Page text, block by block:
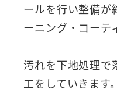
ールを行い整備が
ーニング・コーテ
汚れを下地処理で
工をしていきます。